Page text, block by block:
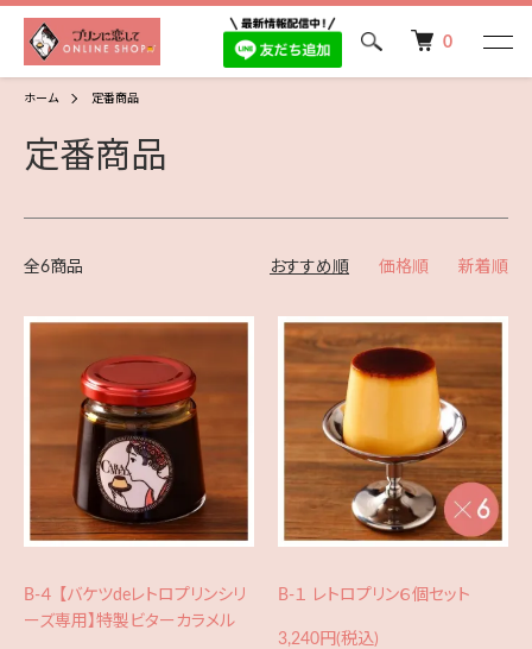
0
ホーム 定番商品
定番商品
全6商品 おすすめ順 価格順 新着順
B-４ 【バケツdeレトロプリンシリ
ーズ専用】特製ビターカラメル
B-１ レトロプリン６個セット
3,240円(税込)